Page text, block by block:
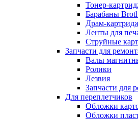
Тонер-
Барабаны
Драм-
Ленты для
Струйные
Запчасти для
Валы
Ролики
Лезвия
Запчасти для
Для переплетчиков
Обложки
Обложки